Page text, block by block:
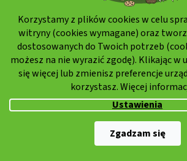
Korzystamy z plików cookies w celu
witryny (cookies wymagane) oraz
dostosowanych do Twoich potrzeb
możesz na nie wyrazić zgodę). Klikając w
się więcej lub zmienisz preferencje
korzystasz. Więcej
Ustawienia
Zgadzam się
Sposób dostawy: